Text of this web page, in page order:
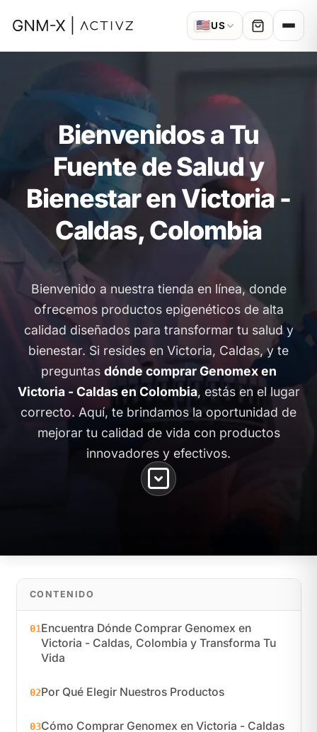
🇺🇸US
Bienvenidos a Tu
Fuente de Salud y
Bienestar en Victoria -
Caldas, Colombia
Bienvenido a nuestra tienda en línea, donde
ofrecemos productos epigenéticos de alta
calidad diseñados para transformar tu salud y
bienestar. Si resides en Victoria, Caldas, y te
preguntas dónde comprar Genomex en
Victoria - Caldas en Colombia, estás en el lugar
correcto. Aquí, te brindamos la oportunidad de
mejorar tu calidad de vida con productos
innovadores y efectivos.
CONTENIDO
01Encuentra Dónde Comprar Genomex en
Victoria - Caldas, Colombia y Transforma Tu
Vida
02Por Qué Elegir Nuestros Productos
03Cómo Comprar Genomex en Victoria - Caldas